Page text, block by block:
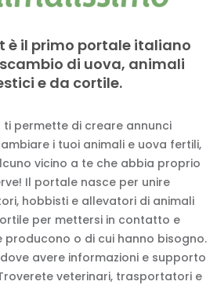
è il primo portale italiano
di uova, animali
e da cortile.
ti permette di creare annunci
i tuoi animali e uova fertili,
vicino a te che abbia proprio
Il portale nasce per unire
hobbisti e allevatori di animali
per mettersi in contatto e
producono o di cui hanno bisogno.
avere informazioni e supporto
veterinari, trasportatori e